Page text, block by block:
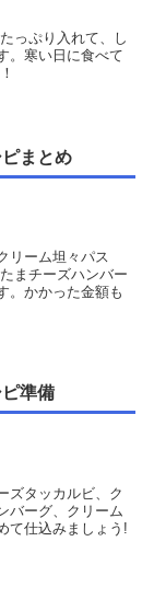
っぷり入れて、し
。寒い日に食べて
まとめ
リーム坦々パス
まチーズハンバー
。かかった金額も
準備
ズタッカルビ、ク
バーグ、クリーム
て仕込みましょう!